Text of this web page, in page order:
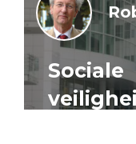
Sociale